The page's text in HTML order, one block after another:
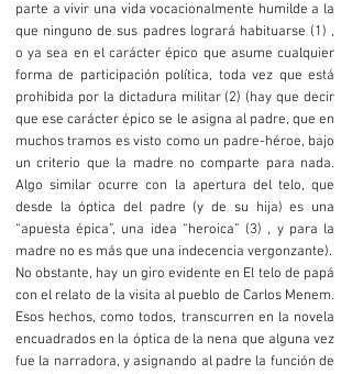
parte a vivir una vida vocacionalmente humilde a la
que ninguno de sus padres logrará habituarse (1) ,
o ya sea en el carácter épico que asume cualquier
forma de participación política, toda vez que está
prohibida por la dictadura militar (2) (hay que decir
que ese carácter épico se le asigna al padre, que en
muchos tramos es visto como un padre-héroe, bajo
un criterio que la madre no comparte para nada.
Algo similar ocurre con la apertura del telo, que
desde la óptica del padre (y de su hija) es una
“apuesta épica”, una idea “heroica” (3) , y para la
madre no es más que una indecencia vergonzante).
No obstante, hay un giro evidente en El telo de papá
con el relato de la visita al pueblo de Carlos Menem.
Esos hechos, como todos, transcurren en la novela
encuadrados en la óptica de la nena que alguna vez
fue la narradora, y asignando al padre la función de